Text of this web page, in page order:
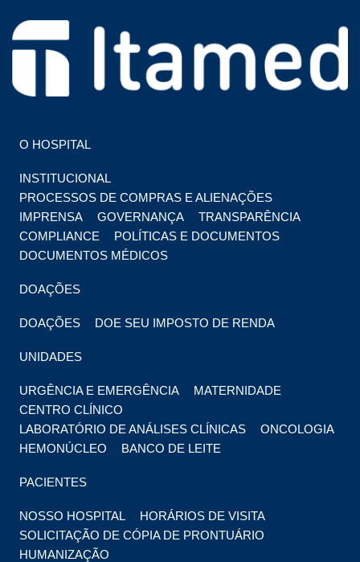
HOSPITAL EM FOZ DO IGUAÇU
O HOSPITAL
INSTITUCIONAL
PROCESSOS DE COMPRAS E ALIENAÇÕES
IMPRENSA
GOVERNANÇA
TRANSPARÊNCIA
COMPLIANCE
POLÍTICAS E DOCUMENTOS
DOCUMENTOS MÉDICOS
DOAÇÕES
DOAÇÕES DOE SEU IMPOSTO DE RENDA
UNIDADES
URGÊNCIA E EMERGÊNCIA
MATERNIDADE
CENTRO CLÍNICO
LABORATÓRIO DE ANÁLISES CLÍNICAS
ONCOLOGIA
HEMONÚCLEO
BANCO DE LEITE
PACIENTES
NOSSO HOSPITAL
HORÁRIOS DE VISITA
SOLICITAÇÃO DE CÓPIA DE PRONTUÁRIO
HUMANIZAÇÃO